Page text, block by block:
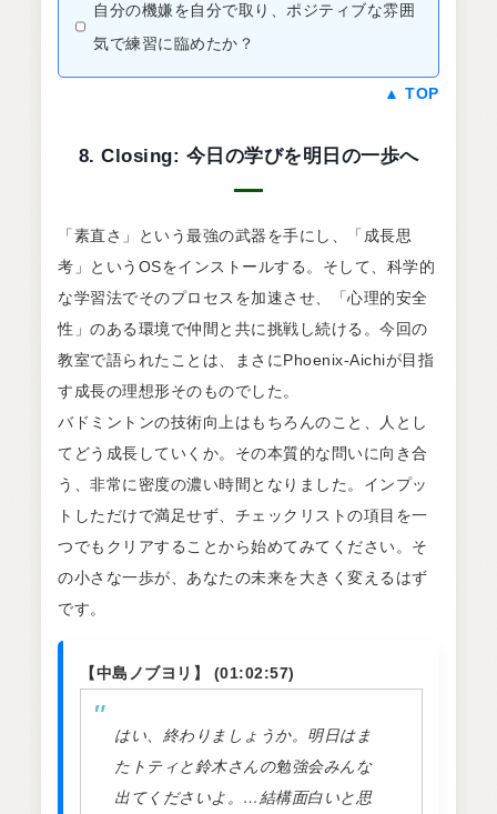
自分の機嫌を自分で取り、ポジティブな雰囲
気で練習に臨めたか？
▲ TOP
8. Closing: 今日の学びを明日の一歩へ
「素直さ」という最強の武器を手にし、「成長思
考」というOSをインストールする。そして、科学的
な学習法でそのプロセスを加速させ、「心理的安全
性」のある環境で仲間と共に挑戦し続ける。今回の
教室で語られたことは、まさにPhoenix-Aichiが目指
す成長の理想形そのものでした。
バドミントンの技術向上はもちろんのこと、人とし
てどう成長していくか。その本質的な問いに向き合
う、非常に密度の濃い時間となりました。インプッ
トしただけで満足せず、チェックリストの項目を一
つでもクリアすることから始めてみてください。そ
の小さな一歩が、あなたの未来を大きく変えるはず
です。
【中島ノブヨリ】 (01:02:57)
はい、終わりましょうか。明日はま
たトティと鈴木さんの勉強会みんな
出てくださいよ。…結構面白いと思